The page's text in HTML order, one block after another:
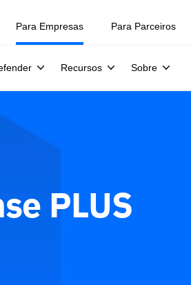
Para Empresas
Recursos Sobre
Para Parceiros
PLUS